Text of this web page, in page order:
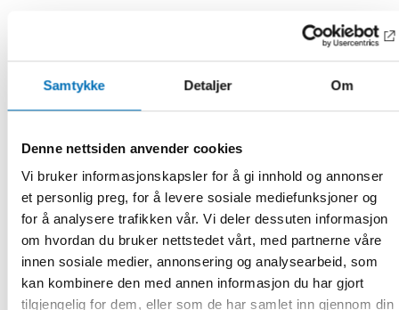
Samtykke Detaljer Om
Denne nettsiden anvender cookies
Vi bruker informasjonskapsler for å gi innhold og annonser
et personlig preg, for å levere sosiale mediefunksjoner og
for å analysere trafikken vår. Vi deler dessuten informasjon
om hvordan du bruker nettstedet vårt, med partnerne våre
innen sosiale medier, annonsering og analysearbeid, som
kan kombinere den med annen informasjon du har gjort
tilgjengelig for dem, eller som de har samlet inn gjennom din
Alle med Ushers syndrom har behov for habilitering og
rehabilitering med koordinert syns- og hørselsinnsats,
derfor er det viktig at de ulike instansene i samfunnet har
tilstrekkelig kunnskap. Tilpasninger til miljøet og tekniske
ulike sammenhenger.
Du kan lese mer om Ushers syndrom hosden svenske
Socialstyrelsenog norskeNKDB,samt påUS National Eye
Institute.
Det svenske Nationellt kunskapscenter för dövblindfrågor
program for behandling av Ushers
syndromog Danmarks Center for Sansenedsættelse har